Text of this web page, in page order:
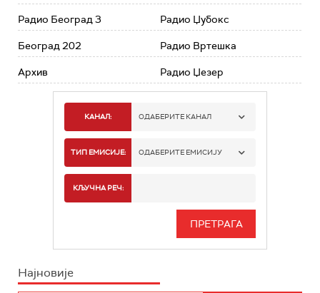
Радио Београд 3
Београд 202
Архив
Радио Џубокс
Радио Вртешка
Радио Џезер
КАНАЛ: ОДАБЕРИТЕ КАНАЛ
РАДИО БЕОГРАД 1
РАДИО БЕОГРАД 3
ТИП ЕМИСИЈЕ: ОДАБЕРИТЕ ЕМИСИЈУ
ИНФО
КЉУЧНА РЕЧ:
Најновије